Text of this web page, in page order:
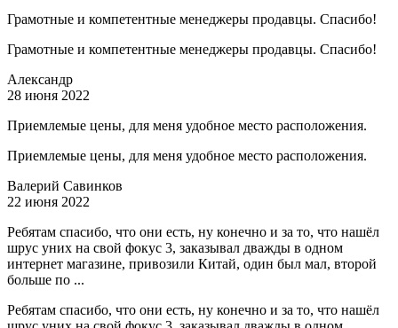
Грамотные и компетентные менеджеры продавцы. Спасибо!
Грамотные и компетентные менеджеры продавцы. Спасибо!
Александр
28 июня 2022
Приемлемые цены, для меня удобное место расположения.
Приемлемые цены, для меня удобное место расположения.
Валерий Савинков
22 июня 2022
Ребятам спасибо, что они есть, ну конечно и за то, что нашёл
шрус уних на свой фокус 3, заказывал дважды в одном
интернет магазине, привозили Китай, один был мал, второй
больше по ...
Ребятам спасибо, что они есть, ну конечно и за то, что нашёл